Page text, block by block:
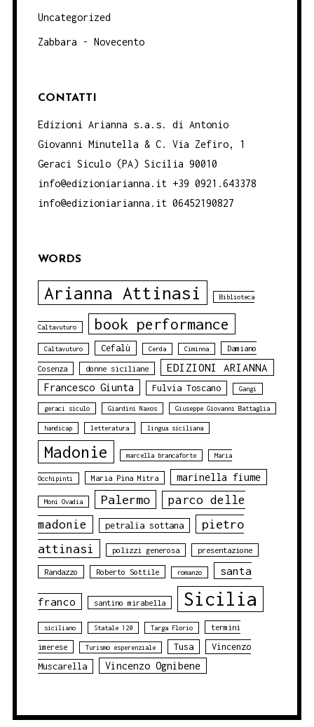
Uncategorized
Zabbara - Novecento
CONTATTI
Edizioni Arianna s.a.s. di Antonio
Giovanni Minutella & C. Via Zefiro, 1
Geraci Siculo (PA) Sicilia 90010
info@edizioniarianna.it +39 0921.643378
info@edizioniarianna.it 06452190827
WORDS
Arianna Attinasi Biblioteca
Caltavuturo book performance
Caltavuturo Cefalù Cerda Ciminna Damiano
Cosenza donne siciliane EDIZIONI ARIANNA
Francesco Giunta Fulvia Toscano Gangi
geraci siculo Giardini Naxos Giuseppe Giovanni Battaglia
handicap letteratura lingua siciliana
Madonie marcella brancaforte Maria
Occhipinti Maria Pina Mitra marinella fiume
Moni Ovadia Palermo
parco delle
madonie
petralia sottana
pietro
attinasi
polizzi generosa presentazione
Randazzo Roberto Sottile romanzo santa
franco santino mirabella Sicilia
siciliano Statale 120 Targa Florio termini
imerese Turismo esperenziale Tusa
Vincenzo
Muscarella
Vincenzo Ognibene